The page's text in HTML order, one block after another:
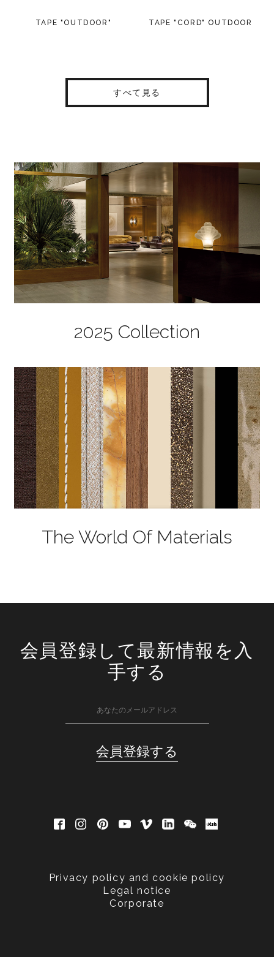
TAPE "OUTDOOR" TAPE "CORD" OUTDOOR
すべて見る
2025 Collection
The World Of Materials
会員登録して最新情報を入
手する
Privacy policy and cookie policy
Legal notice
Corporate